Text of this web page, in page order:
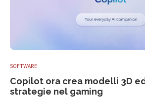
SOFTWARE
Copilot ora crea modelli 3D
strategie nel gaming